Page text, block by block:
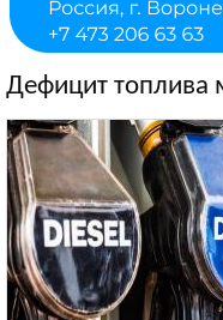
Дефицит топлива